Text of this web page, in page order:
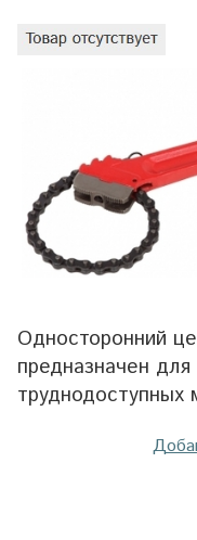
Односторонний
предназначен
труднодоступных